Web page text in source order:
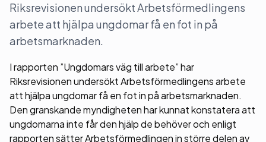
Riksrevisionen undersökt Arbetsförmedlingens
arbete att hjälpa ungdomar få en fot in på
arbetsmarknaden.
I rapporten ”Ungdomars väg till arbete” har
Riksrevisionen undersökt Arbetsförmedlingens arbete
att hjälpa ungdomar få en fot in på arbetsmarknaden.
Den granskande myndigheten har kunnat konstatera att
ungdomarna inte får den hjälp de behöver och enligt
rapporten sätter Arbetsförmedlingen in större delen av